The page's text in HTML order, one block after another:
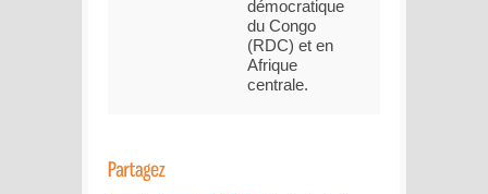
démocratique
du Congo
(RDC) et en
Afrique
centrale.